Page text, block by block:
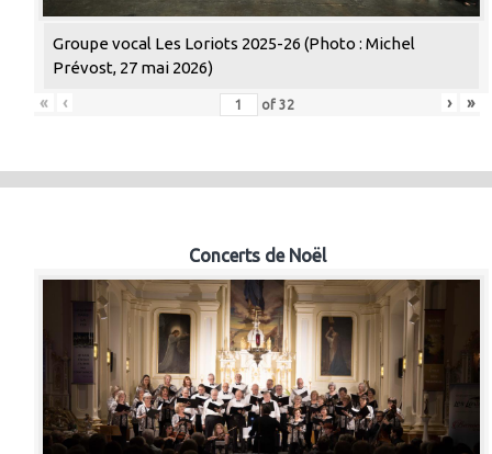
Groupe vocal Les Loriots 2025-26 (Photo : Michel
Prévost, 27 mai 2026)
«
‹ of 32 › »
Concerts de Noël